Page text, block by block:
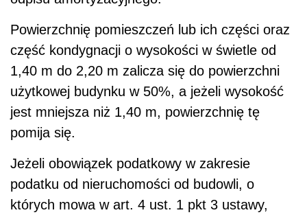
Powierzchnię pomieszczeń lub ich części oraz
część kondygnacji o wysokości w świetle od
1,40 m do 2,20 m zalicza się do powierzchni
użytkowej budynku w 50%, a jeżeli wysokość
jest mniejsza niż 1,40 m, powierzchnię tę
pomija się.
Jeżeli obowiązek podatkowy w zakresie
podatku od nieruchomości od budowli, o
których mowa w art. 4 ust. 1 pkt 3 ustawy,